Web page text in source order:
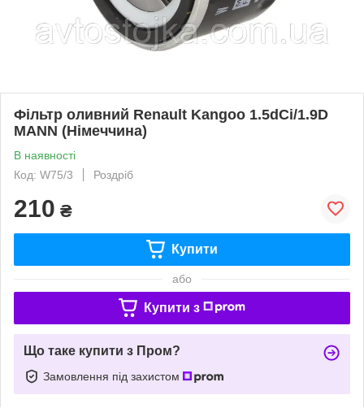
Фільтр оливний Renault Kangoo 1.5dCi/1.9D
MANN (Німеччина)
В наявності
Код: W75/3
Роздріб
210 ₴
Купити
або
Купити з
Що таке купити з Пром?
Замовлення під захистом